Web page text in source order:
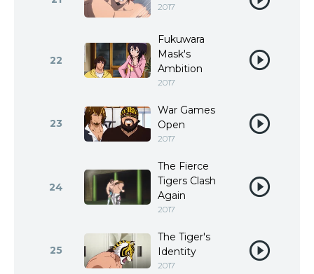
2017
22
Fukuwara
Mask's
Ambition
2017
23
War Games
Open
2017
24
The Fierce
Tigers Clash
Again
2017
25
The Tiger's
Identity
2017